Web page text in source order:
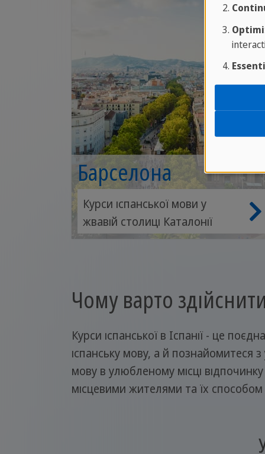
Барселона
Курси іспанської мови у
жвавій столиці Каталонії
Чому варто
Курси іспанської в Іспанії - це
іспанську мову, а й познайомитеся
мову в улюбленому місці
місцевими жителями та їх